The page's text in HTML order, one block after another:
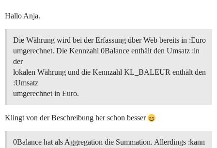
Hallo Anja.
Die Währung wird bei der Erfassung über Web bereits in :Euro
umgerechnet. Die Kennzahl 0Balance enthält den Umsatz :in
der
lokalen Währung und die Kennzahl KL_BALEUR enthält den
:Umsatz
umgerechnet in Euro.
Klingt von der Beschreibung her schon besser
0Balance hat als Aggregation die Summation. Allerdings :kann